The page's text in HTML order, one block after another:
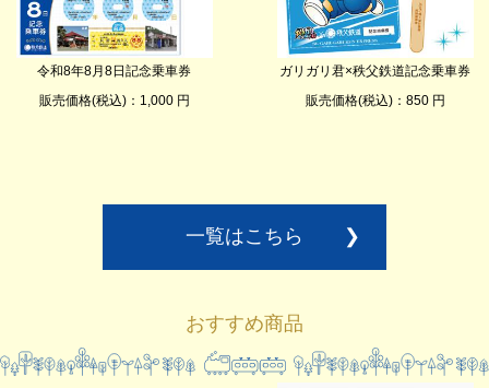
令和8年8月8日記念乗車券
販売価格(税込)：1,000 円
ガリガリ君×秩父鉄道記念乗車券
販売価格(税込)：850 円
一覧はこちら ❯
おすすめ商品